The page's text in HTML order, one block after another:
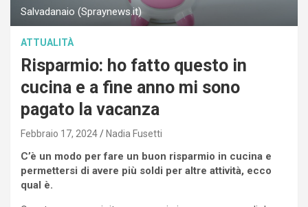
Salvadanaio (Spraynews.it)
ATTUALITÀ
Risparmio: ho fatto questo in
cucina e a fine anno mi sono
pagato la vacanza
Febbraio 17, 2024 Nadia Fusetti
C’è un modo per fare un buon risparmio in cucina e
permettersi di avere più soldi per altre attività, ecco
qual è.